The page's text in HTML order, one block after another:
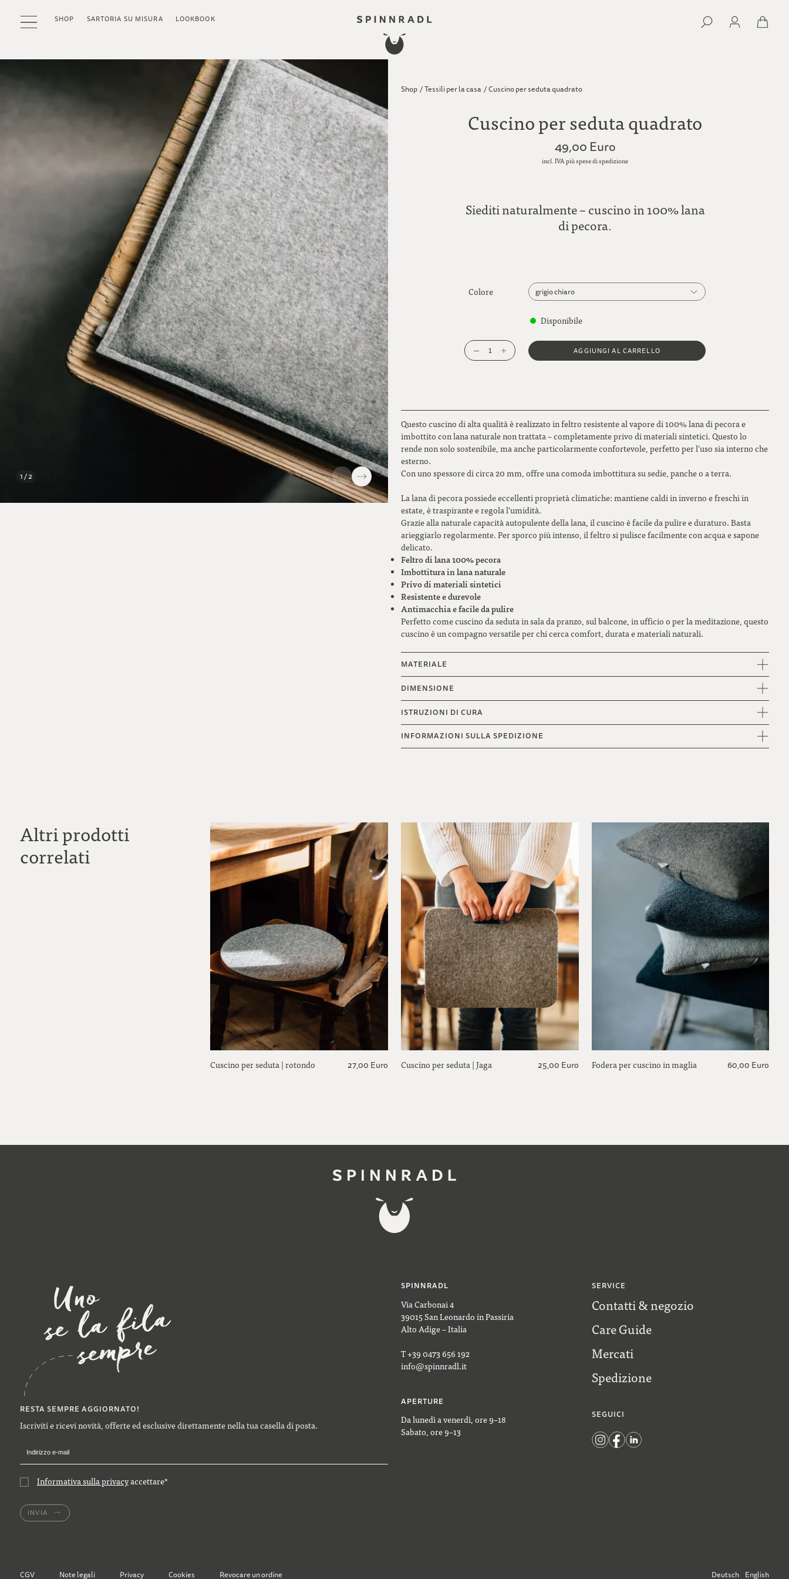
SHOP SARTORIA SU MISURA LOOKBOOK
Shop /Tessili per la casa /Cuscino per seduta quadrato
Cuscino per seduta quadrato
49,00 Euro
incl. IVA più spese di spedizione
Siediti naturalmente – cuscino in 100% lana
di pecora.
Colore
grigio chiaro
verde felce
marrone caldo
Disponibile
1 AGGIUNGI AL CARRELLO
Questo cuscino di alta qualità è realizzato in feltro resistente al vapore di 100% lana di pecora e
imbottito con lana naturale non trattata – completamente privo di materiali sintetici. Questo lo
rende non solo sostenibile, ma anche particolarmente confortevole, perfetto per l’uso sia interno che
esterno.
Con uno spessore di circa 20 mm, offre una comoda imbottitura su sedie, panche o a terra.
La lana di pecora possiede eccellenti proprietà climatiche: mantiene caldi in inverno e freschi in
estate, è traspirante e regola l’umidità.
Grazie alla naturale capacità autopulente della lana, il cuscino è facile da pulire e duraturo. Basta
arieggiarlo regolarmente. Per sporco più intenso, il feltro si pulisce facilmente con acqua e sapone
delicato.
Feltro di lana 100% pecora
Imbottitura in lana naturale
Privo di materiali sintetici
Resistente e durevole
Antimacchia e facile da pulire
Perfetto come cuscino da seduta in sala da pranzo, sul balcone, in ufficio o per la meditazione, questo
cuscino è un compagno versatile per chi cerca comfort, durata e materiali naturali.
MATERIALE
DIMENSIONE
ISTRUZIONI DI CURA
INFORMAZIONI SULLA SPEDIZIONE
Altri prodotti
correlati
Cuscino per seduta | rotondo 27,00 Euro Cuscino per seduta | Jaga 25,00 Euro Fodera per cuscino in maglia 60,00 Euro
RESTA SEMPRE AGGIORNATO!
Iscriviti e ricevi novità, offerte ed esclusive direttamente nella tua casella di posta.
Informativa sulla privacyaccettare*
INVIA
SPINNRADL
Via Carbonai 4
39015 San Leonardo in Passiria
Alto Adige – Italia
T +39 0473 656 192
info@spinnradl.it
APERTURE
Da lunedì a venerdì, ore 9–18
Sabato, ore 9–13
SERVICE
Contatti & negozio
Care Guide
Mercati
Spedizione
SEGUICI
CGV Note legali Privacy Cookies Revocare un ordine Deutsch English
1 / 2